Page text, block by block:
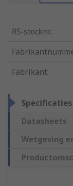
RS-stocknr.:
Fabrikant:
Specificaties
Datasheets
Wetgeving